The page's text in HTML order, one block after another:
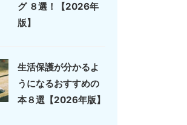
グ ８選！【2026年
版】
生活保護が分かるよ
うになるおすすめの
本８選【2026年版】